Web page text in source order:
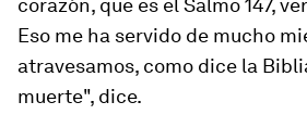
corazón, que es el Salmo 147,
Eso me ha servido de mucho
atravesamos, como dice la
muerte", dice.